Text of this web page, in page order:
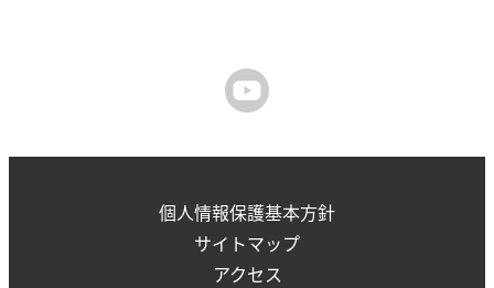
個人情報保護基本方針
サイトマップ
アクセス